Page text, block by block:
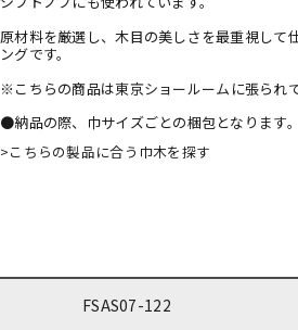
原材料を厳選し、木目の美しさを最重視して
ングです。
※こちらの商品は東京ショールーム に張られ
●納品の際、巾サイズごとの梱包となります。
>こちらの製品に合う巾木を探す
FSAS07-122